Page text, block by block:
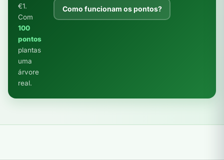
€1.
Com
100
pontos
plantas
uma
árvore
real.
Como funcionam os pontos?